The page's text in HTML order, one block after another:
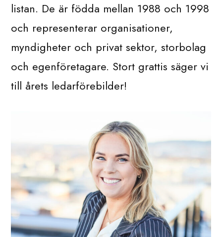
listan. De är födda mellan 1988 och 1998
och representerar organisationer,
myndigheter och privat sektor, storbolag
och egenföretagare. Stort grattis säger vi
till årets ledarförebilder!